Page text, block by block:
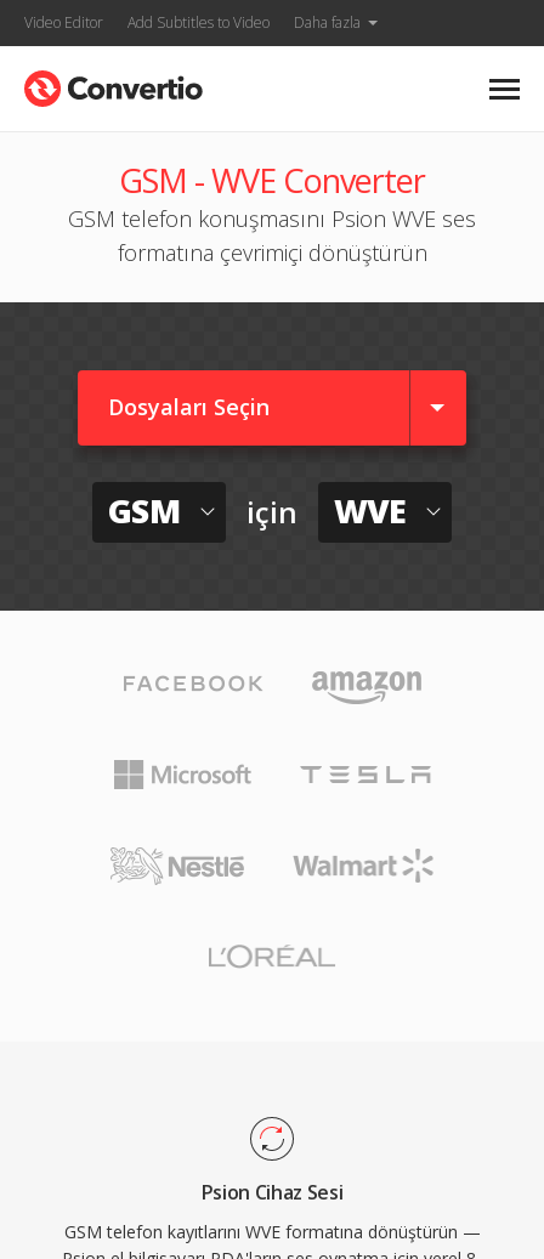
Video Editor Add Subtitles to Video Daha fazla
GSM - WVE Converter
GSM telefon konuşmasını Psion WVE ses
formatına çevrimiçi dönüştürün
Dosyaları Seçin
GSM için WVE
Psion Cihaz Sesi
GSM telefon kayıtlarını WVE formatına dönüştürün —